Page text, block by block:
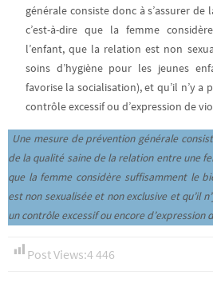
générale consiste donc à s’assurer
c’est-à-dire que la femme
l’enfant, que la relation est non
soins d’hygiène pour les jeunes
favorise la socialisation), et qu’il n’y
contrôle excessif ou d’expression de
Une mesure de prévention générale
de la qualité saine de la relation entre une
que la femme considère suffisamment le
est non sexualisée et non exclusive et qu’il
un contrôle excessif ou encore d’expression
Post Views:4 446